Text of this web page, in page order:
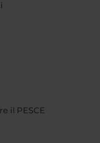
il PESCE